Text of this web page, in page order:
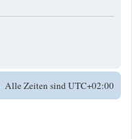
Alle Zeiten sindUTC+02:00